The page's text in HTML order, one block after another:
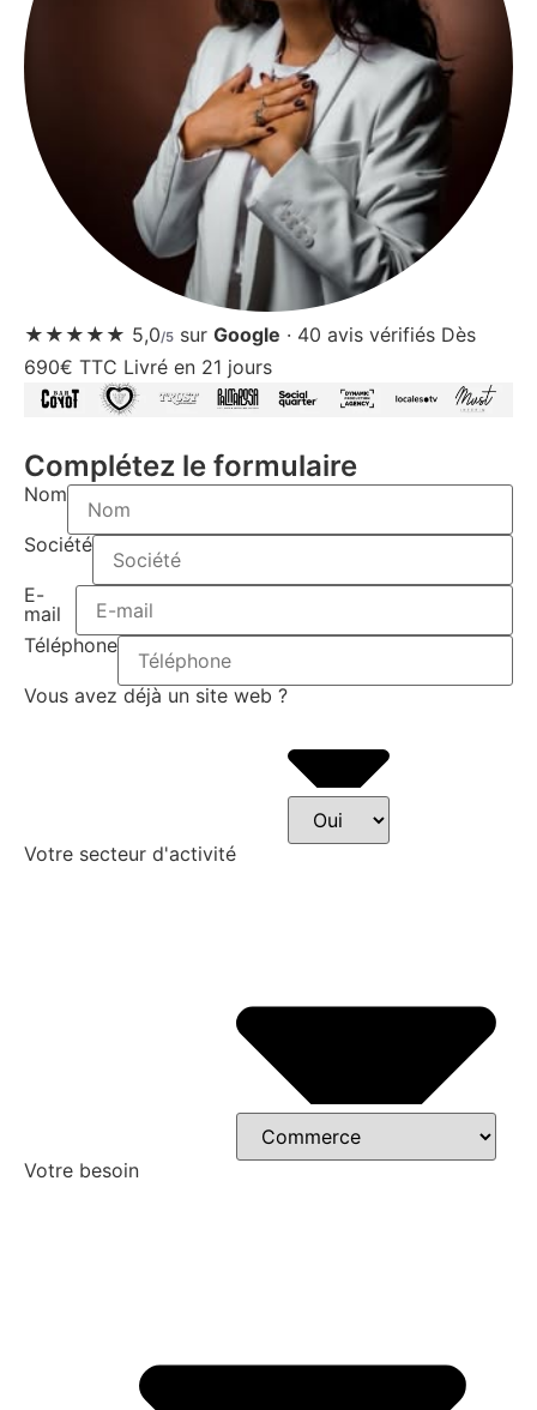
★★★★★ 5,0/5 sur Google · 40 avis vérifiés Dès
690€ TTC Livré en 21 jours
Complétez le formulaire
Nom
Société
E-
mail
Téléphone
Vous avez déjà un site web ?
Votre secteur d'activité
Votre besoin